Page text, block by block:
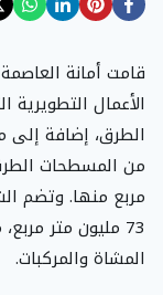
قامت أمانة
مربع منها. وتضم
المشاة والمركبات.